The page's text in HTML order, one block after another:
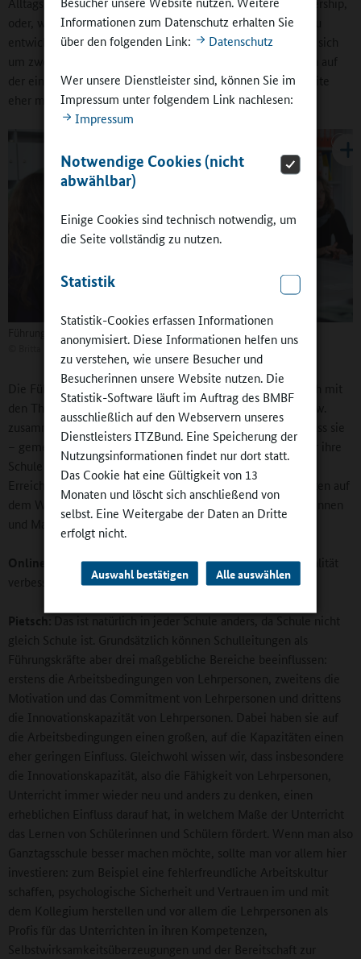
Informationen zum Datenschutz erhalten Sie
über den folgenden Link:
Datenschutz
Wer unsere Dienstleister sind, können Sie im
Impressum unter folgendem Link nachlesen:
Impressum
Notwendige Cookies (nicht
abwählbar)
Einige Cookies sind technisch notwendig, um
die Seite vollständig zu nutzen.
Statistik
Statistik-Cookies erfassen Informationen
anonymisiert. Diese Informationen helfen uns
zu verstehen, wie unsere Besucher und
Besucherinnen unsere Website nutzen. Die
Statistik-Software läuft im Auftrag des BMBF
ausschließlich auf den Webservern unseres
Dienstleisters ITZBund. Eine Speicherung der
Nutzungsinformationen findet nur dort statt.
Das Cookie hat eine Gültigkeit von 13
Monaten und löscht sich anschließend von
selbst. Eine Weitergabe der Daten an Dritte
erfolgt nicht.
Auswahl bestätigen Alle auswählen
oder, wie wir sagen, der Führung geht es darum, Visionen zu
entwickeln und etwas zu verändern. Grob gesagt handelt es sich
um zwei eng miteinander verwobene Aufgaben, wobei man auf
der einen Seite eher mit Strukturen und auf der anderen Seite
eher mit Menschen arbeitet.
Führung heißt auch: Visionen entwickeln und etwas verändern
Britta Hüning
Die Führungsaufgaben werden zunehmend größer, was auch mit
den Themen Schulautonomie, Profilbildung von Schulen usw.
zusammen hängt. Von Schulleitungen wird also erwartet, dass sie
– gemeinsam mit anderen – eine Vision, ja eine Mission für ihre
Schule entwickeln, alle schulischen Bestrebungen auf das
Erreichen dieser Ziele hin ausrichten und alle Schulbeteiligten auf
dem Weg dorthin mitnehmen. Schulleitungen auf Managerinnen
und Manager zu reduzieren, trifft es insofern nicht.
Online-Redaktion:Wie kann die Schulleitung die Schulqualität
verbessern?
Pietsch: Das ist natürlich in jeder Schule anders, da Schule nicht
gleich Schule ist. Grundsätzlich können Schulleitungen als
Führungskräfte aber drei maßgebliche Bereiche beeinflussen:
erstens die Arbeitsbedingungen von Lehrpersonen, zweitens die
Motivation und das Commitment von Lehrpersonen und drittens
die Innovationskapazität von Lehrpersonen. Dabei haben sie auf
die Arbeitsbedingungen einen großen, auf die Kapazitäten einen
eher geringen Einfluss. Gleichwohl wissen wir, dass insbesondere
die Innovationskapazität, also die Fähigkeit von Lehrpersonen,
Unterricht immer wieder neu und anders zu denken, einen
erheblichen Einfluss darauf hat, in welchem Maße der Unterricht
das Lernen von Schülerinnen und Schülern fördert. Wenn man also
Ganztagsschule besser machen möchte, sollte man vor allem hier
investieren: zum Beispiel eine fehlerfreundliche Arbeitskultur
schaffen, psychologische Sicherheit und Vertrauen im und mit
dem Kollegium herstellen und vor allem die Lehrpersonen als
Profis für das Unterrichten in ihren Kompetenzen,
Selbstwirksamkeitsüberzeugungen und der Bereitschaft zur